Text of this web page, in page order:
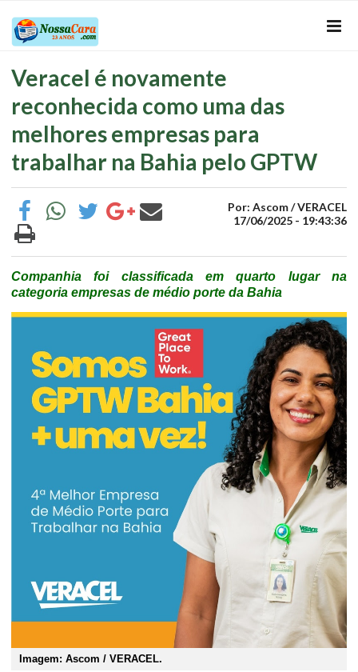
Veracel é novamente
reconhecida como uma das
melhores empresas para
trabalhar na Bahia pelo GPTW
Por: Ascom / VERACEL
17/06/2025 - 19:43:36
Companhia foi classificada em quarto lugar na
categoria empresas de médio porte da Bahia
Imagem: Ascom / VERACEL.